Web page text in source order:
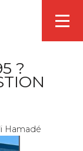
?
Hamadé